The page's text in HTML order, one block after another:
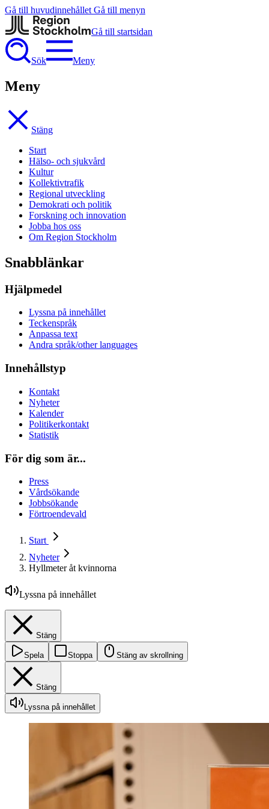
Gå till huvudinnehållet Gå till menyn
Gå till startsidan
Sök Meny
Meny
Stäng
Start
Hälso- och sjukvård
Kultur
Kollektivtrafik
Regional utveckling
Demokrati och politik
Forskning och innovation
Jobba hos oss
Om Region Stockholm
Snabblänkar
Hjälpmedel
Lyssna på innehållet
Teckenspråk
Anpassa text
Andra språk/other languages
Innehållstyp
Kontakt
Nyheter
Kalender
Politikerkontakt
Statistik
För dig som är...
Press
Vårdsökande
Jobbsökande
Förtroendevald
Start
Nyheter
Hyllmeter åt kvinnorna
Lyssna på innehållet
Stäng
Spela Stoppa Stäng av skrollning
Stäng
Lyssna på innehållet